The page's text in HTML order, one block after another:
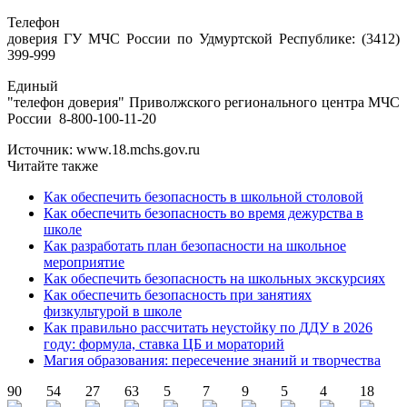
Телефон
доверия ГУ МЧС России по Удмуртской Республике: (3412)
399-999
Единый
"телефон доверия" Приволжского регионального центра МЧС
России 8-800-100-11-20
Источник: www.18.mchs.gov.ru
Читайте также
Как обеспечить безопасность в школьной столовой
Как обеспечить безопасность во время дежурства в
школе
Как разработать план безопасности на школьное
мероприятие
Как обеспечить безопасность на школьных экскурсиях
Как обеспечить безопасность при занятиях
физкультурой в школе
Как правильно рассчитать неустойку по ДДУ в 2026
году: формула, ставка ЦБ и мораторий
Магия образования: пересечение знаний и творчества
90
54 27 63 5 7 9 5 4 18